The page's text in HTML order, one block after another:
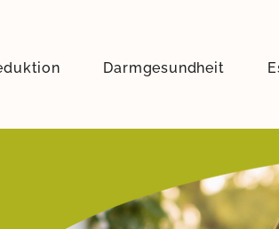
Darmgesundheit